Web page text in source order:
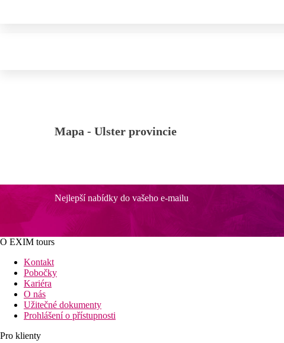
Mapa - Ulster provincie
Nejlepší nabídky do vašeho e-mailu
O EXIM tours
Kontakt
Pobočky
Kariéra
O nás
Užitečné dokumenty
Prohlášení o přístupnosti
Pro klienty